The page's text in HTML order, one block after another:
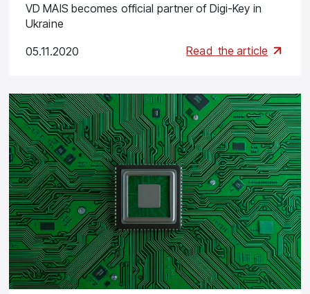
VD MAIS becomes official partner of Digi-Key in
Ukraine
05.11.2020 Read the article